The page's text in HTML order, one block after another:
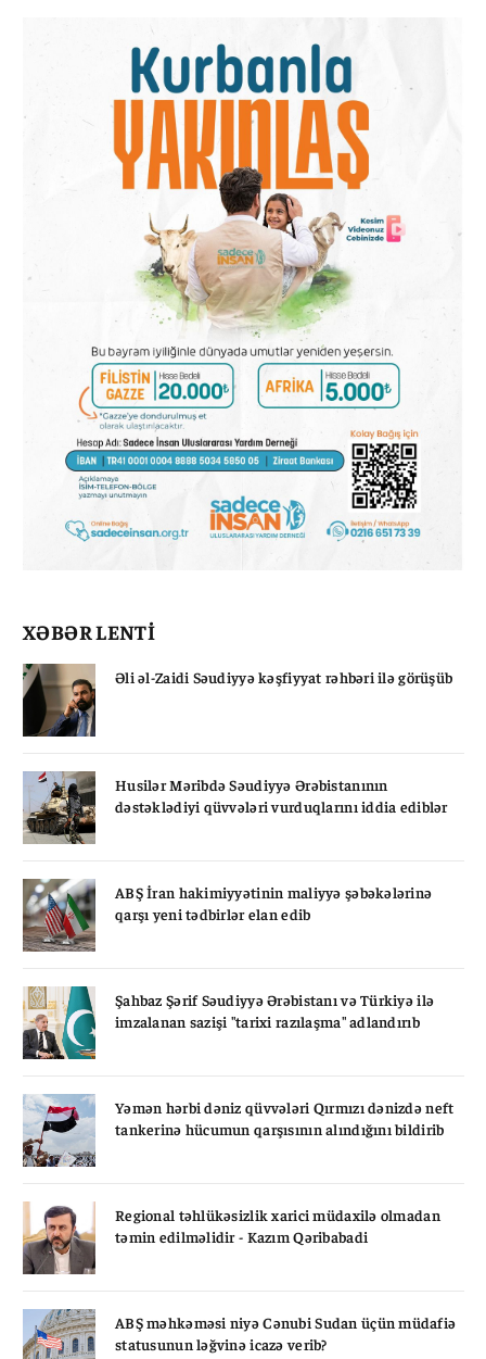
XƏBƏR LENTİ
Əli əl-Zaidi Səudiyyə kəşfiyyat rəhbəri ilə görüşüb
Husilər Məribdə Səudiyyə Ərəbistanının
dəstəklədiyi qüvvələri vurduqlarını iddia ediblər
ABŞ İran hakimiyyətinin maliyyə şəbəkələrinə
qarşı yeni tədbirlər elan edib
Şahbaz Şərif Səudiyyə Ərəbistanı və Türkiyə ilə
imzalanan sazişi "tarixi razılaşma" adlandırıb
Yəmən hərbi dəniz qüvvələri Qırmızı dənizdə neft
tankerinə hücumun qarşısının alındığını bildirib
Regional təhlükəsizlik xarici müdaxilə olmadan
təmin edilməlidir - Kazım Qəribabadi
ABŞ məhkəməsi niyə Cənubi Sudan üçün müdafiə
statusunun ləğvinə icazə verib?